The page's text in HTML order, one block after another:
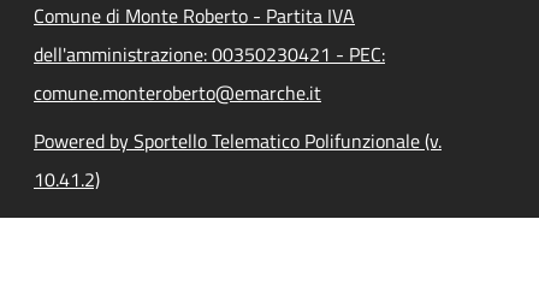
Comune di Monte Roberto - Partita IVA
dell'amministrazione: 00350230421 - PEC:
comune.monteroberto@emarche.it
Powered by Sportello Telematico Polifunzionale (v.
10.41.2)